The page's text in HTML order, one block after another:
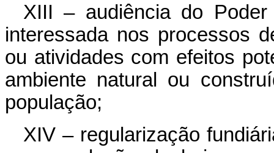
XIII – audiência do
interessada nos processos
ou atividades com efeitos
ambiente natural ou
população;
XIV – regularização